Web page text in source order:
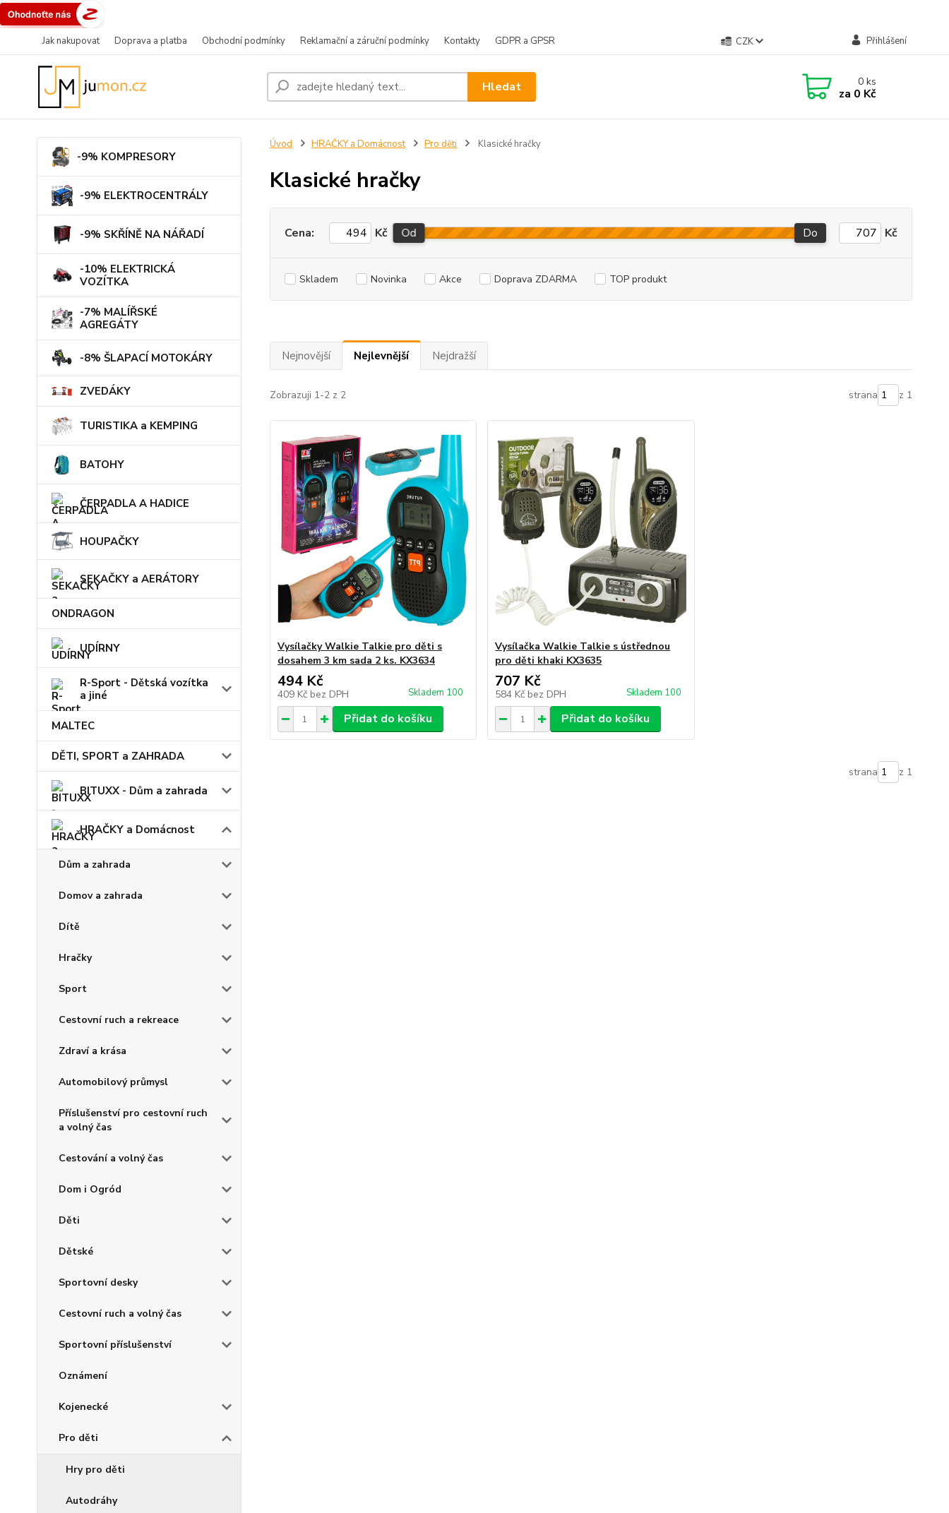
Jak nakupovat Doprava a platba Obchodní podmínky Reklamační a záruční podmínky Kontakty GDPR a GPSR CZK Přihlášení
Hledat 0ks
za 0 Kč
-9% KOMPRESORY
-9% ELEKTROCENTRÁLY
-9% SKŘÍNĚ NA NÁŘADÍ
-10% ELEKTRICKÁ
VOZÍTKA
-7% MALÍŘSKÉ
AGREGÁTY
-8% ŠLAPACÍ MOTOKÁRY
ZVEDÁKY
TURISTIKA a KEMPING
BATOHY
ČERPADLA A HADICE
HOUPAČKY
SEKAČKY a AERÁTORY
ONDRAGON
UDÍRNY
R-Sport - Dětská vozítka
a jiné
MALTEC
DĚTI, SPORT a ZAHRADA
BITUXX - Dům a zahrada
HRAČKY a Domácnost
Dům a zahrada
Domov a zahrada
Dítě
Hračky
Sport
Cestovní ruch a rekreace
Zdraví a krása
Automobilový průmysl
Příslušenství pro cestovní ruch
a volný čas
Cestování a volný čas
Dom i Ogród
Děti
Dětské
Sportovní desky
Cestovní ruch a volný čas
Sportovní příslušenství
Oznámení
Kojenecké
Pro děti
Hry pro děti
Autodráhy
Úvod HRAČKY a Domácnost Pro děti Klasické hračky
Klasické hračky
Cena: Kč Od Do Kč
Skladem Novinka Akce Doprava ZDARMA TOP produkt
Nejnovější Nejlevnější Nejdražší
Zobrazuji 1-2 z 2 strana z 1
Vysílačky Walkie Talkie pro děti s
dosahem 3 km sada 2 ks. KX3634
494 Kč
409 Kč bez DPH Skladem 100
Přidat do košíku
Vysílačka Walkie Talkie s ústřednou
pro děti khaki KX3635
707 Kč
584 Kč bez DPH Skladem 100
Přidat do košíku
strana z 1